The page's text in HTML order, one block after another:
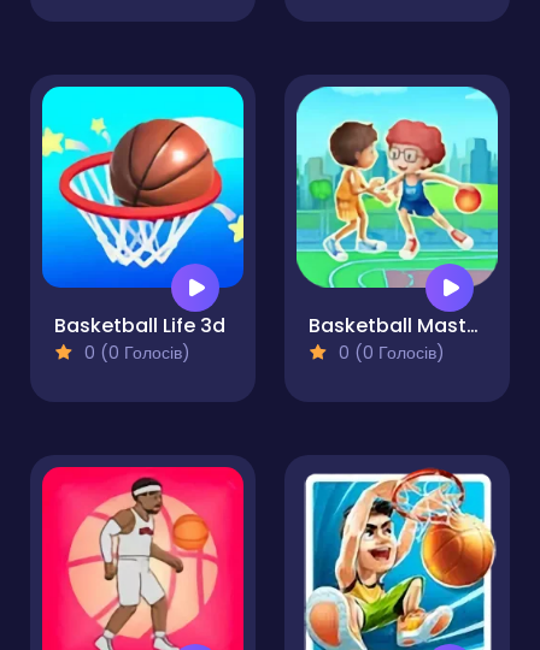
Basketball Life 3d
0 (0 Голосів)
Basketball Master Kids
0 (0 Голосів)